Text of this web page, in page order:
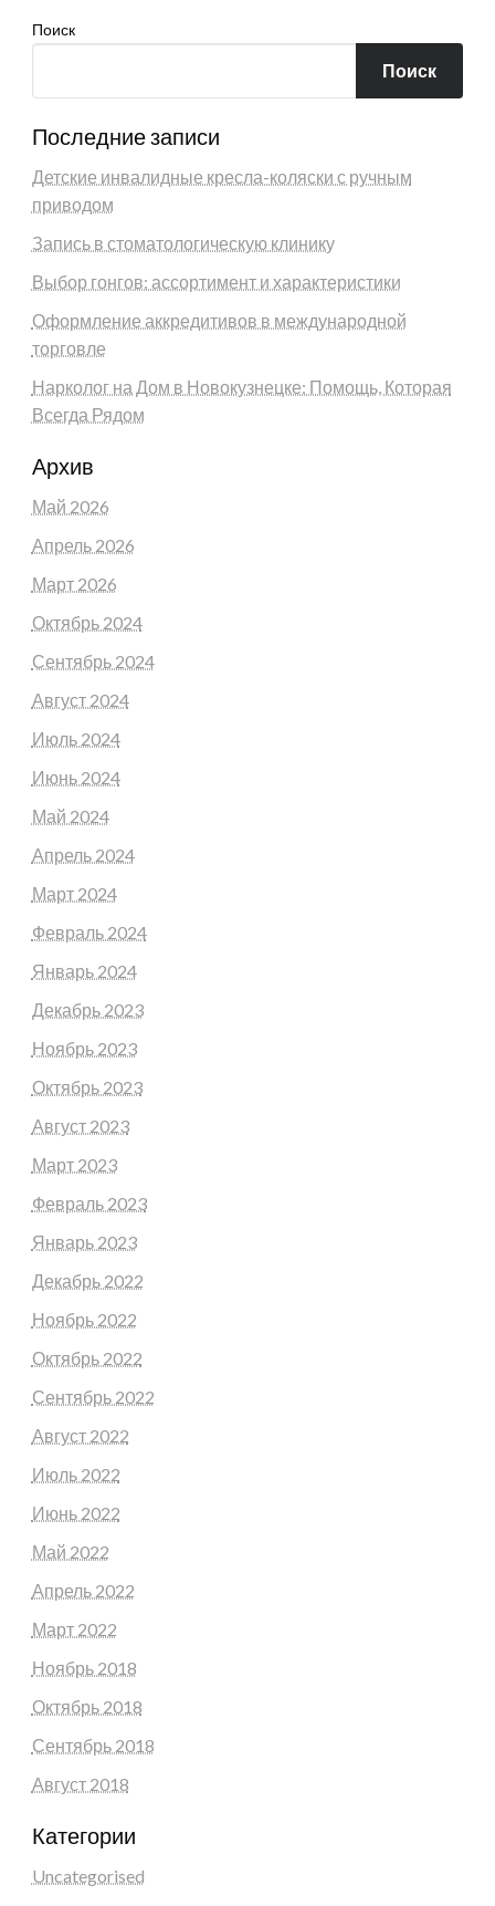
Поиск
Поиск
Последние записи
Детские инвалидные кресла-коляски с ручным
приводом
Запись в стоматологическую клинику
Выбор гонгов: ассортимент и характеристики
Оформление аккредитивов в международной
торговле
Нарколог на Дом в Новокузнецке: Помощь, Которая
Всегда Рядом
Архив
Май 2026
Апрель 2026
Март 2026
Октябрь 2024
Сентябрь 2024
Август 2024
Июль 2024
Июнь 2024
Май 2024
Апрель 2024
Март 2024
Февраль 2024
Январь 2024
Декабрь 2023
Ноябрь 2023
Октябрь 2023
Август 2023
Март 2023
Февраль 2023
Январь 2023
Декабрь 2022
Ноябрь 2022
Октябрь 2022
Сентябрь 2022
Август 2022
Июль 2022
Июнь 2022
Май 2022
Апрель 2022
Март 2022
Ноябрь 2018
Октябрь 2018
Сентябрь 2018
Август 2018
Категории
Uncategorised